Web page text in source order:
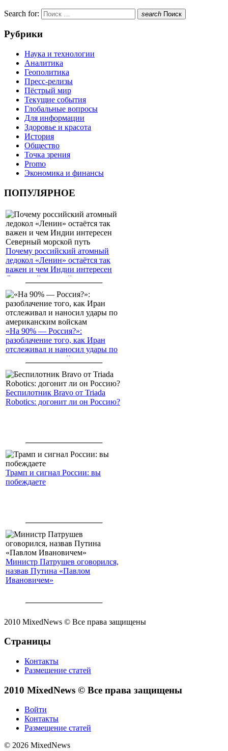
Search for: search Поиск
Рубрики
Наука и технологии
Аналитика
Геополитика
Пресс-релизы
Пёстрый мир
Текущие события
Глобальные вопросы
Для информации
Здоровье и красота
История
Общество
Точка зрения
Promo
Экономика и финансы
ПОПУЛЯРНОЕ
Почему российский атомный
ледокол «Ленин» остаётся так
важен и чем Индии интересен
Северный морской путь
«На 90% — Россия?»:
разоблачение того, как Иран
отслеживал и наносил удары по
американским войскам
Беспилотник Bravo от Triada
Robotics: догонит ли он Россию?
Трамп и сигнал России: вы
побеждаете
Министр Патрушев оговорился,
назвав Путина «Павлом
Ивановичем»
2010 MixedNews © Все права защищены
Страницы
Контакты
Размещение статей
2010 MixedNews © Все права защищены
Войти
Контакты
Размещение статей
© 2026 MixedNews